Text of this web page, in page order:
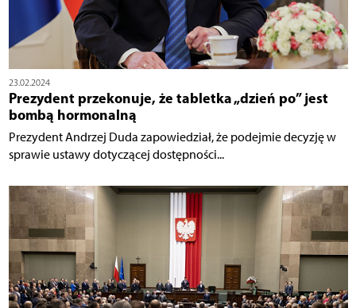
23.02.2024
Prezydent przekonuje, że tabletka „dzień po” jest
bombą hormonalną
Prezydent Andrzej Duda zapowiedział, że podejmie decyzję w
sprawie ustawy dotyczącej dostępności...